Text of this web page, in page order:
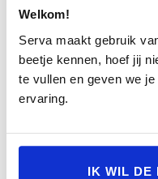
Welkom!
Serva maakt gebruik
beetje kennen, hoef jij
te vullen en geven we
ervaring.
IK WIL DE
ULTRA 7P. 111
CAMERA |
DISPLAY |
22.706km 2025